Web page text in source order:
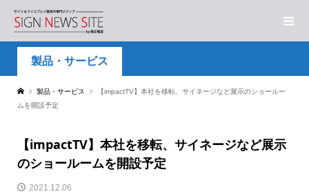
製品・サービス
製品・サービス
【impactTV】本社を移転、サイネージなど展示のショールー
ムを開設予定
【impactTV】本社を移転、サイネージなど展示
のショールームを開設予定
2021.12.06